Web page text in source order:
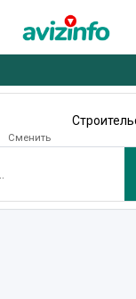
Сменить